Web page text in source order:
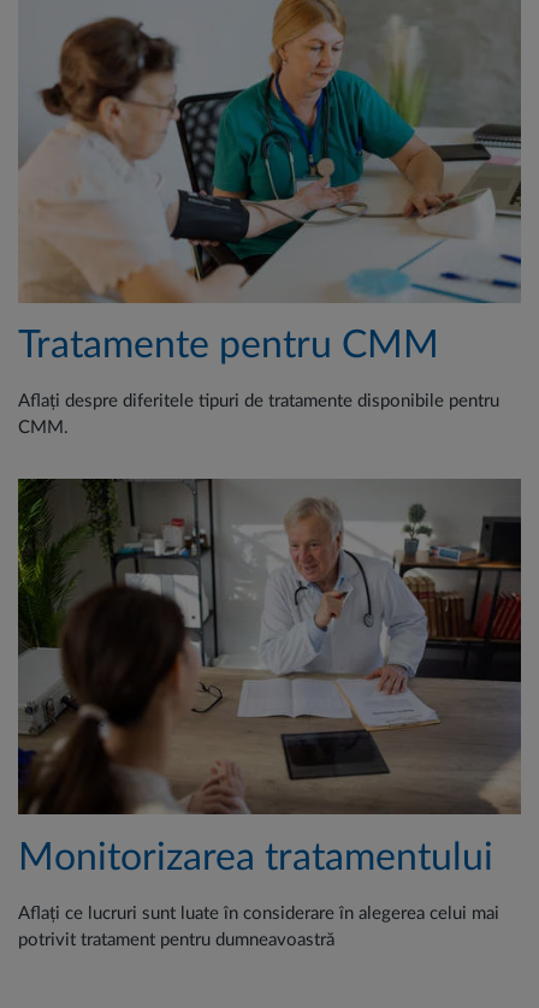
Tratamente pentru CMM
Aflați despre diferitele tipuri de tratamente disponibile pentru
CMM.
Monitorizarea tratamentului
Aflați ce lucruri sunt luate în considerare în alegerea celui mai
potrivit tratament pentru dumneavoastră